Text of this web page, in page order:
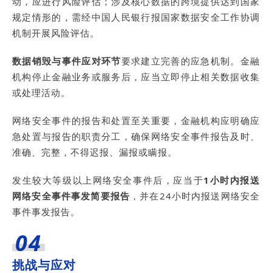
规定情形的，需经中国人民银行报国家数据安全工作协调
机制开展风险评估。
数据销毁与事件应对环节要求建立完善的应急机制。金融
机构停止金融业务或服务后，应当立即停止相关数据收集
或处理活动。
网络安全事件的报告和处置至关重要，金融机构应明确应
急处置与报告的职责分工，确保网络安全事件报告及时、
准确、完整，不得迟报、漏报或瞒报。
发生较大等级以上网络安全事件后，应当于1小时内报送
网络安全事件事发简要报告 ，并在24小时内报送网络安全
事件事发报告。
04
挑战与应对